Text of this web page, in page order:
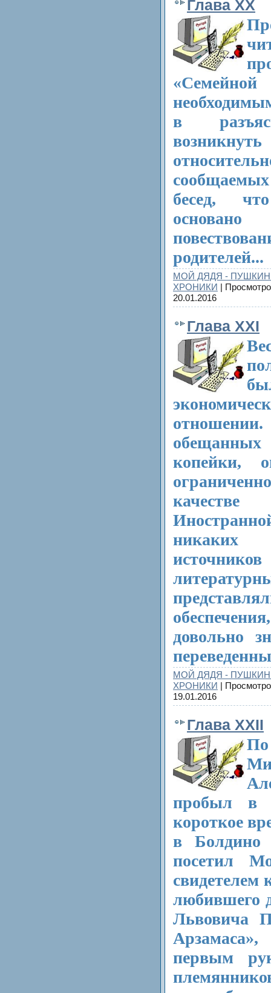
Глава XX
«Семейной
в
бесед,
родителей...
МОЙ ДЯДЯ -
ХРОНИКИ |
20.01.2016
Глава XXI
обещанных
копейки,
довольно
МОЙ ДЯДЯ -
ХРОНИКИ |
19.01.2016
Глава XXII
пробыл в
короткое
в
посетил
свидетелем
любившего
Львовича
первым